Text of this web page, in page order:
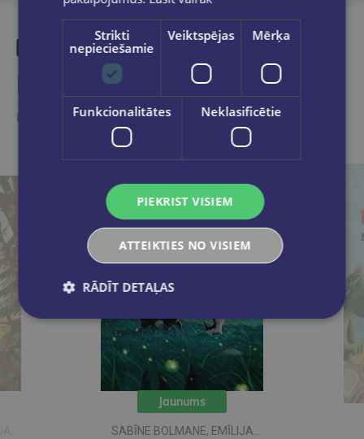
Līdzīgas preces
Ieskaties, varbūt noder
Jaunums
SABĪNE BOLMANE, EMĪLIJA
Strikti
nepieciešamie
Veiktspējas Mērķa
Funkcionalitātes Neklasificētie
PIEKRIST VISIEM
ATTEIKTIES NO VISIEM
RĀDĪT DETAĻAS